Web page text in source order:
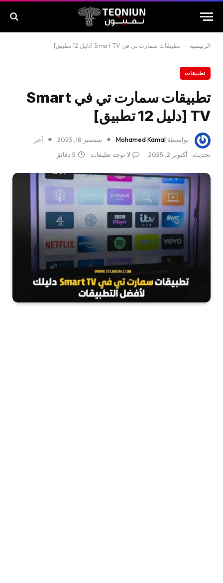
الرئيسية - تطبيقات سمارت تي في Smart TV [دليل 12 تطبيق]
تطبيقات
تطبيقات سمارت تي في Smart
TV [دليل 12 تطبيق]
بواسطة Mohamed Kamal سبتمبر 18, 2023
آخر
تحديث:
أكتوبر 2, 2025 لا توجد تعليقات 5 دقائق